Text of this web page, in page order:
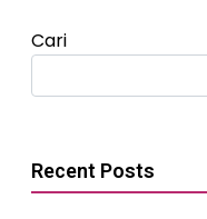
Cari
Recent Posts